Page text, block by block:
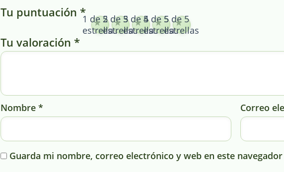
Tu puntuación *1 de 5
estrellas
2 de 5
estrellas
3 de 5
estrellas
4 de 5
estrellas
5 de 5
estrellas
Tu valoración *
Nombre * Correo
Guarda mi nombre, correo electrónico y web en este